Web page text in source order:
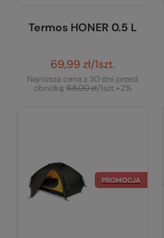
Termos HONER 0.5 L
69,99 zł/1szt.
Najniższa cena z 30 dni przed
obniżką:68,00 zł/1szt.+2%
PROMOCJA